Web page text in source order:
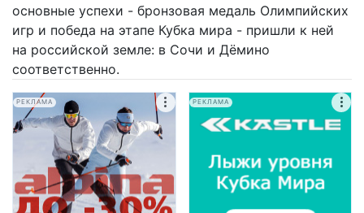
основные успехи - бронзовая медаль Олимпийских
игр и победа на этапе Кубка мира - пришли к ней
на российской земле: в Сочи и Дёмино
соответственно.
РЕКЛАМА РЕКЛАМА